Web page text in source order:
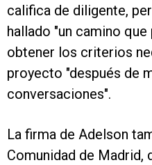
califica de diligente,
hallado "un camino
obtener los criterios
proyecto "después de
conversaciones".
La firma de Adelson
Comunidad de Madrid,